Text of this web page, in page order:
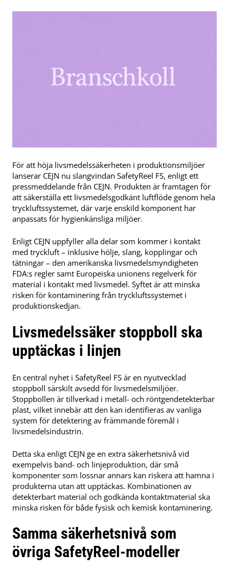
För att höja livsmedelssäkerheten i produktionsmiljöer
lanserar CEJN nu slangvindan SafetyReel FS, enligt ett
pressmeddelande från CEJN. Produkten är framtagen för
att säkerställa ett livsmedelsgodkänt luftflöde genom hela
tryckluftssystemet, där varje enskild komponent har
anpassats för hygienkänsliga miljöer.
Enligt CEJN uppfyller alla delar som kommer i kontakt
med tryckluft – inklusive hölje, slang, kopplingar och
tätningar – den amerikanska livsmedelsmyndigheten
FDA:s regler samt Europeiska unionens regelverk för
material i kontakt med livsmedel. Syftet är att minska
risken för kontaminering från tryckluftssystemet i
produktionskedjan.
Livsmedelssäker stoppboll ska
upptäckas i linjen
En central nyhet i SafetyReel FS är en nyutvecklad
stoppboll särskilt avsedd för livsmedelsmiljöer.
Stoppbollen är tillverkad i metall- och röntgendetekterbar
plast, vilket innebär att den kan identifieras av vanliga
system för detektering av främmande föremål i
livsmedelsindustrin.
Detta ska enligt CEJN ge en extra säkerhetsnivå vid
exempelvis band- och linjeproduktion, där små
komponenter som lossnar annars kan riskera att hamna i
produkterna utan att upptäckas. Kombinationen av
detekterbart material och godkända kontaktmaterial ska
minska risken för både fysisk och kemisk kontaminering.
Samma säkerhetsnivå som
övriga SafetyReel-modeller